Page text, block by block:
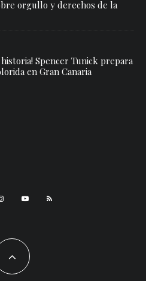
orgullo y derechos de la
historia! Spencer Tunick prepara
en Gran Canaria